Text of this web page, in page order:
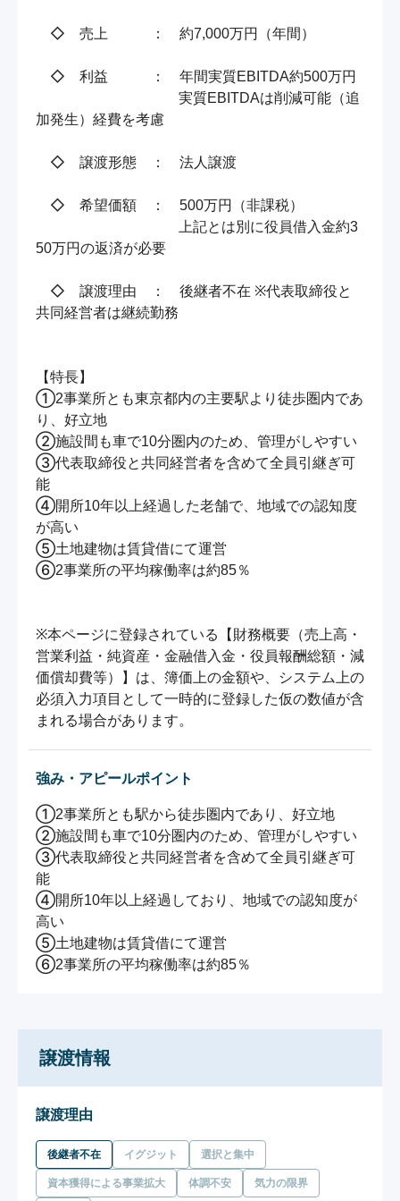
◇　売上　　　：　約7,000万円（年間）
◇　利益　　　：　年間実質EBITDA約500万円
実質EBITDAは削減可能（追
加発生）経費を考慮
◇　譲渡形態　：　法人譲渡
◇　希望価額　：　500万円（非課税）
上記とは別に役員借入金約3
50万円の返済が必要
◇　譲渡理由　：　後継者不在 ※代表取締役と
共同経営者は継続勤務
【特長】
①2事業所とも東京都内の主要駅より徒歩圏内であ
り、好立地
②施設間も車で10分圏内のため、管理がしやすい
③代表取締役と共同経営者を含めて全員引継ぎ可
能
④開所10年以上経過した老舗で、地域での認知度
が高い
⑤土地建物は賃貸借にて運営
⑥2事業所の平均稼働率は約85％
※本ページに登録されている【財務概要（売上高・
営業利益・純資産・金融借入金・役員報酬総額・減
価償却費等）】は、簿価上の金額や、システム上の
必須入力項目として一時的に登録した仮の数値が含
まれる場合があります。
強み・アピールポイント
①2事業所とも駅から徒歩圏内であり、好立地
②施設間も車で10分圏内のため、管理がしやすい
③代表取締役と共同経営者を含めて全員引継ぎ可
能
④開所10年以上経過しており、地域での認知度が
高い
⑤土地建物は賃貸借にて運営
⑥2事業所の平均稼働率は約85％
譲渡情報
譲渡理由
後継者不在 イグジット 選択と集中
資本獲得による事業拡大 体調不安 気力の限界